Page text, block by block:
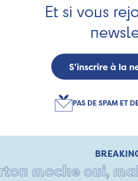
Et si vous
S'inscrire à la
PAS DE SPAM ET
moche oui,